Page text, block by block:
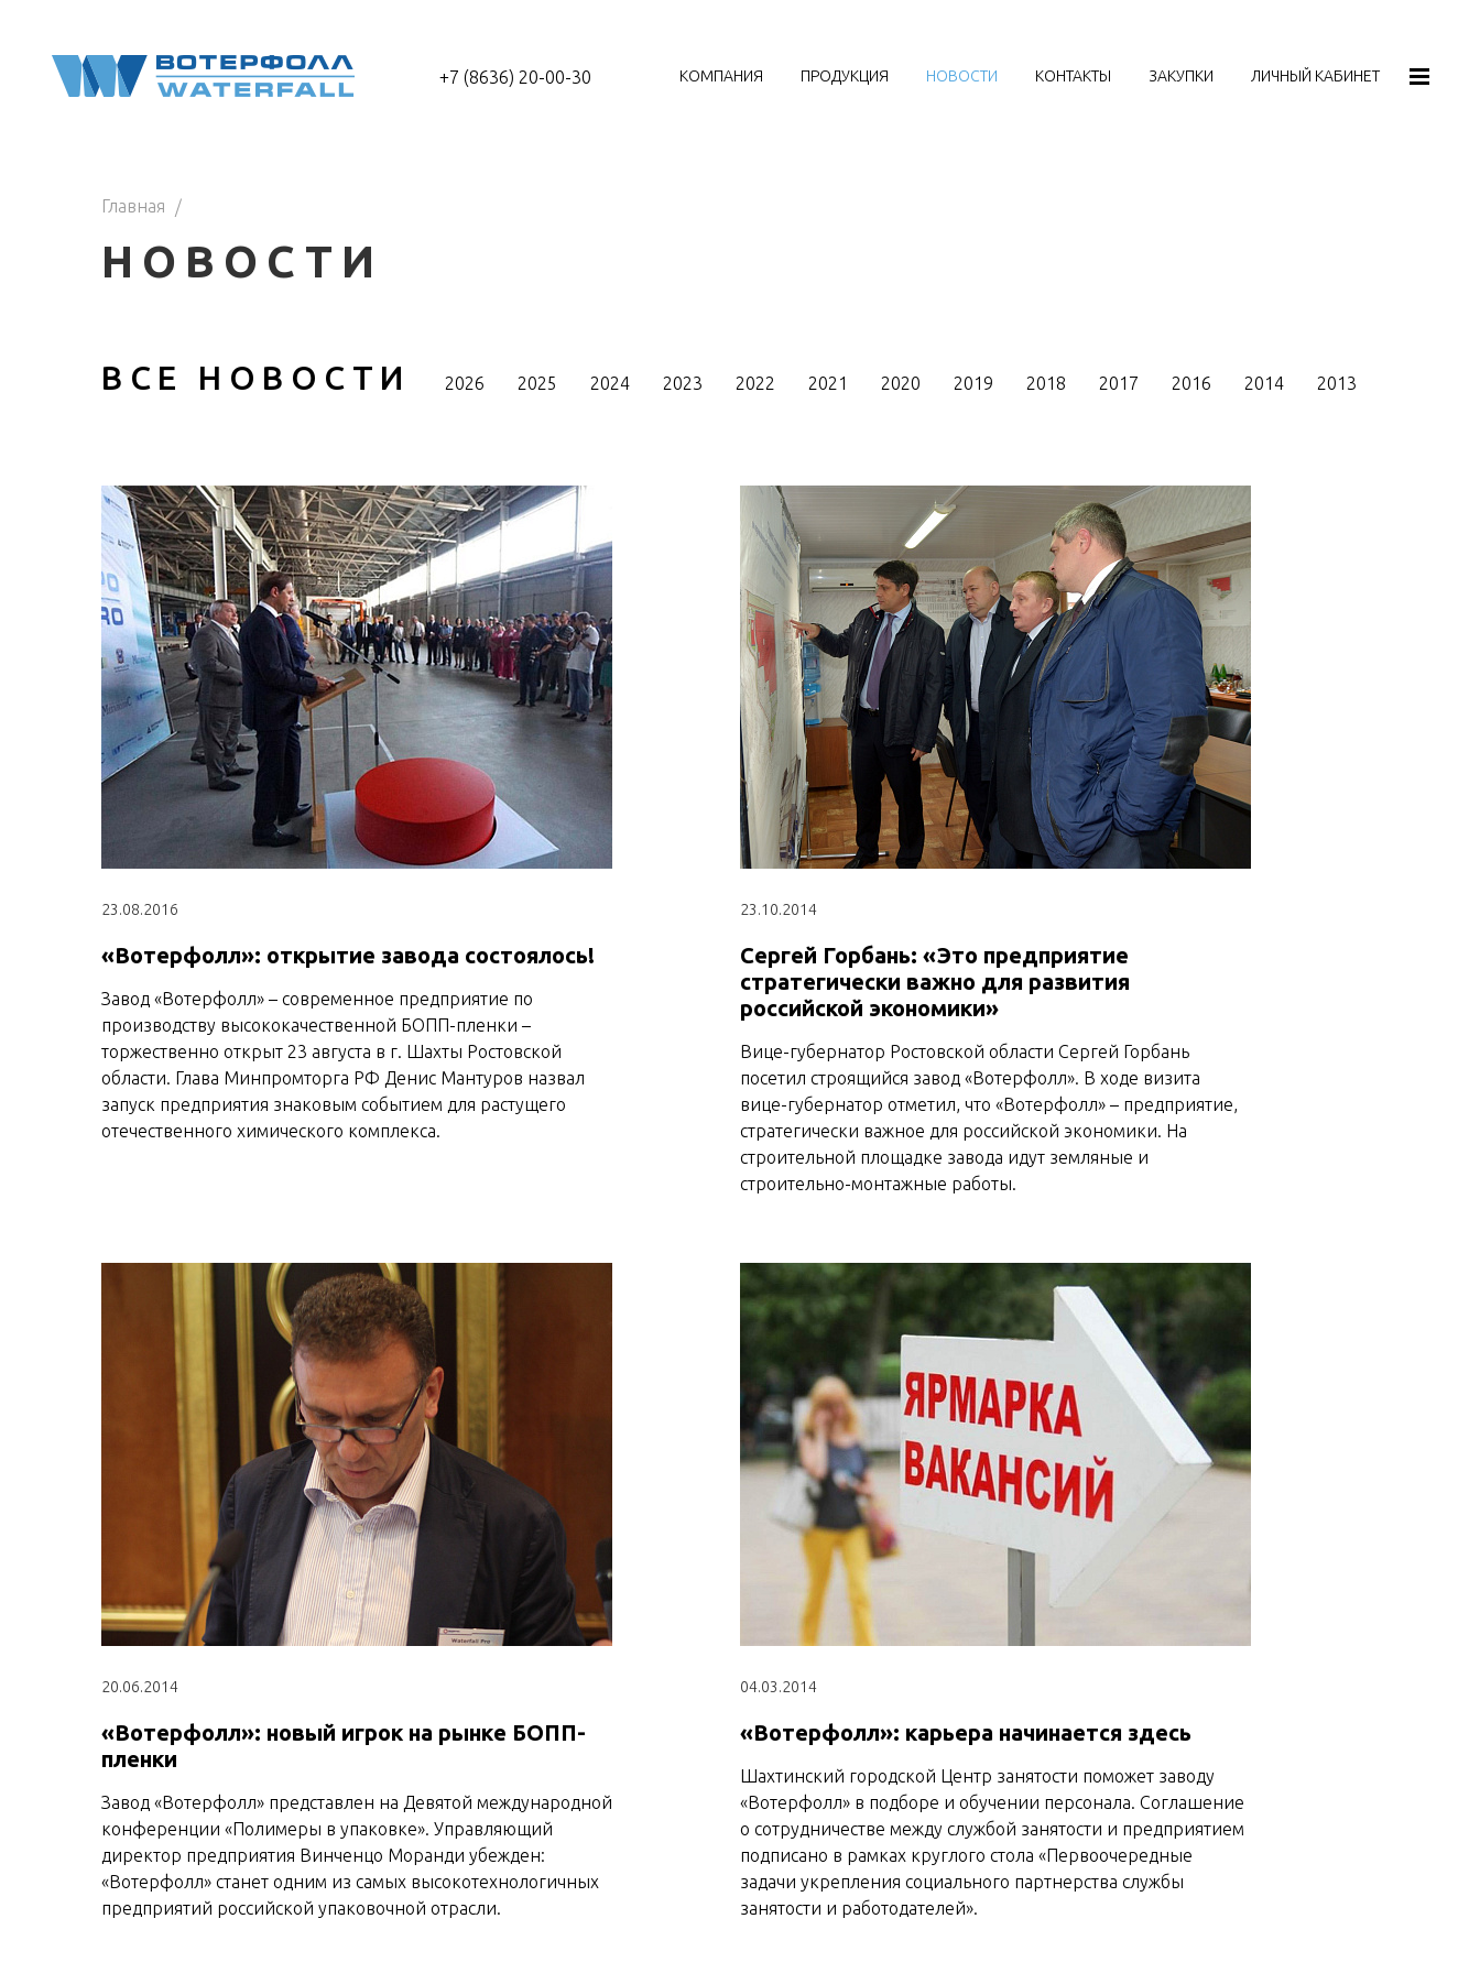
+7 (8636) 20-00-30 КОМПАНИЯ ПРОДУКЦИЯ НОВОСТИ КОНТАКТЫ ЗАКУПКИ ЛИЧНЫЙ КАБИНЕТ
Главная
НОВОСТИ
ВСЕ НОВОСТИ 2026 2025 2024 2023 2022 2021 2020 2019 2018 2017 2016 2014 2013
23.08.2016
«Вотерфолл»: открытие завода состоялось!
Завод «Вотерфолл» – современное предприятие по
производству высококачественной БОПП-пленки –
торжественно открыт 23 августа в г. Шахты Ростовской
области. Глава Минпромторга РФ Денис Мантуров назвал
запуск предприятия знаковым событием для растущего
отечественного химического комплекса.
23.10.2014
Сергей Горбань: «Это предприятие
стратегически важно для развития
российской экономики»
Вице-губернатор Ростовской области Сергей Горбань
посетил строящийся завод «Вотерфолл». В ходе визита
вице-губернатор отметил, что «Вотерфолл» – предприятие,
стратегически важное для российской экономики. На
строительной площадке завода идут земляные и
строительно-монтажные работы.
20.06.2014
«Вотерфолл»: новый игрок на рынке БОПП-
пленки
Завод «Вотерфолл» представлен на Девятой международной
конференции «Полимеры в упаковке». Управляющий
директор предприятия Винченцо Моранди убежден:
«Вотерфолл» станет одним из самых высокотехнологичных
предприятий российской упаковочной отрасли.
04.03.2014
«Вотерфолл»: карьера начинается здесь
Шахтинский городской Центр занятости поможет заводу
«Вотерфолл» в подборе и обучении персонала. Соглашение
о сотрудничестве между службой занятости и предприятием
подписано в рамках круглого стола «Первоочередные
задачи укрепления социального партнерства службы
занятости и работодателей».